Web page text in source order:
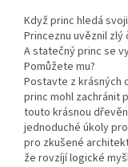
Když princ hledá
Princeznu uvěznil zlý
A statečný princ se
Pomůžete mu?
Postavte z krásných
princ mohl zachránit
touto krásnou
jednoduché úkoly
pro zkušené
že rovzíjí logické